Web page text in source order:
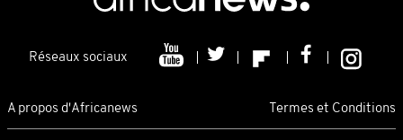
Réseaux sociaux
A propos d'Africanews Termes et Conditions